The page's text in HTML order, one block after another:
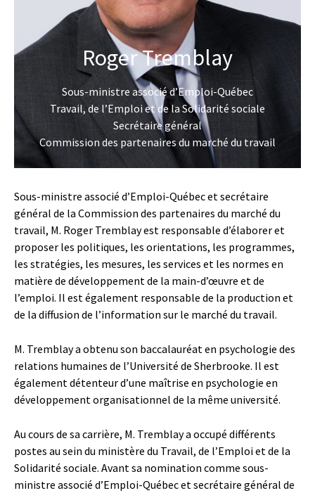
Roger Tremblay
Sous-ministre associé d’Emploi-Québec
Travail, de l’Emploi et de la Solidarité sociale
Secrétaire général
Commission des partenaires du marché du travail
Sous-ministre associé d’Emploi-Québec et secrétaire
général de la Commission des partenaires du marché du
travail, M. Roger Tremblay est responsable d’élaborer et
proposer les politiques, les orientations, les programmes,
les stratégies, les mesures, les services et les normes en
matière de développement de la main-d’œuvre et de
l’emploi. Il est également responsable de la production et
de la diffusion de l’information sur le marché du travail.
M. Tremblay a obtenu son baccalauréat en psychologie des
relations humaines de l’Université de Sherbrooke. Il est
également détenteur d’une maîtrise en psychologie en
développement organisationnel de la même université.
Au cours de sa carrière, M. Tremblay a occupé différents
postes au sein du ministère du Travail, de l’Emploi et de la
Solidarité sociale. Avant sa nomination comme sous-
ministre associé d’Emploi-Québec et secrétaire général de